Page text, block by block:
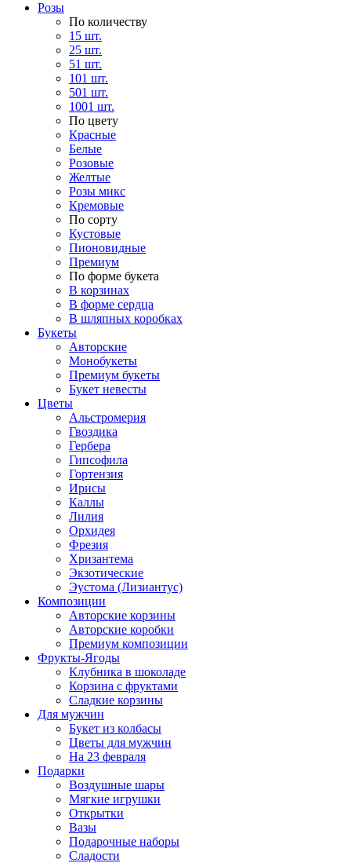
Розы
По количеству
15 шт.
25 шт.
51 шт.
101 шт.
501 шт.
1001 шт.
По цвету
Красные
Белые
Розовые
Желтые
Розы микс
Кремовые
По сорту
Кустовые
Пионовидные
Премиум
По форме букета
В корзинах
В форме сердца
В шляпных коробках
Букеты
Авторские
Монобукеты
Премиум букеты
Букет невесты
Цветы
Альстромерия
Гвоздика
Гербера
Гипсофила
Гортензия
Ирисы
Каллы
Лилия
Орхидея
Фрезия
Хризантема
Экзотические
Эустома (Лизиантус)
Композиции
Авторские корзины
Авторские коробки
Премиум композиции
Фрукты-Ягоды
Клубника в шоколаде
Корзина с фруктами
Сладкие корзины
Для мужчин
Букет из колбасы
Цветы для мужчин
На 23 февраля
Подарки
Воздушные шары
Мягкие игрушки
Открытки
Вазы
Подарочные наборы
Сладости